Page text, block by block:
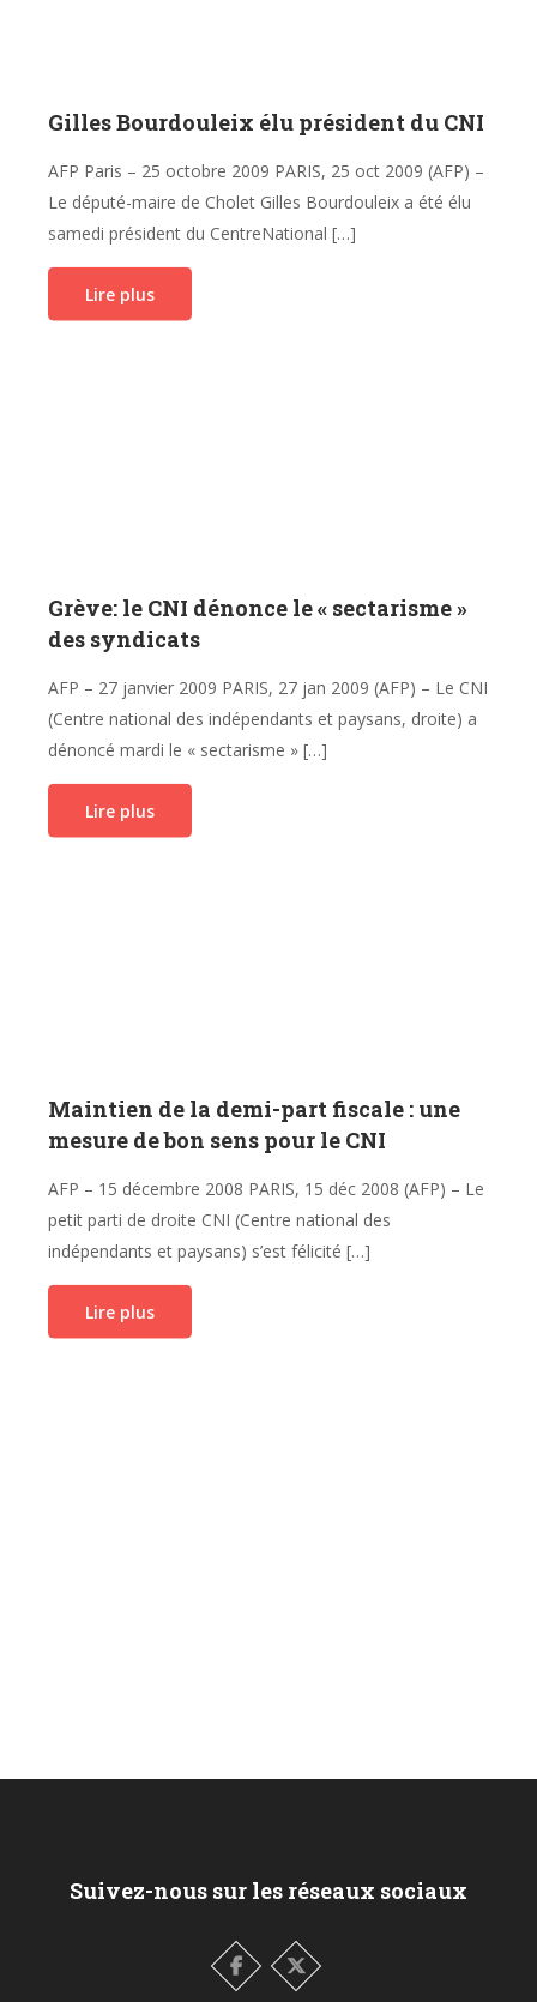
Gilles Bourdouleix élu président du CNI
AFP Paris – 25 octobre 2009 PARIS, 25 oct 2009 (AFP) –
Le député-maire de Cholet Gilles Bourdouleix a été élu
samedi président du CentreNational […]
Lire plus
Grève: le CNI dénonce le « sectarisme »
des syndicats
AFP – 27 janvier 2009 PARIS, 27 jan 2009 (AFP) – Le CNI
(Centre national des indépendants et paysans, droite) a
dénoncé mardi le « sectarisme » […]
Lire plus
Maintien de la demi-part fiscale : une
mesure de bon sens pour le CNI
AFP – 15 décembre 2008 PARIS, 15 déc 2008 (AFP) – Le
petit parti de droite CNI (Centre national des
indépendants et paysans) s’est félicité […]
Lire plus
Suivez-nous sur les réseaux sociaux